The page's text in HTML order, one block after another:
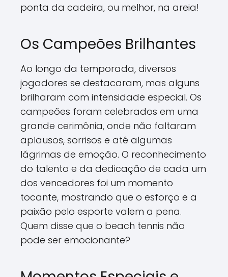
ponta da cadeira, ou melhor, na areia!
Os Campeões Brilhantes
Ao longo da temporada, diversos
jogadores se destacaram, mas alguns
brilharam com intensidade especial. Os
campeões foram celebrados em uma
grande cerimônia, onde não faltaram
aplausos, sorrisos e até algumas
lágrimas de emoção. O reconhecimento
do talento e da dedicação de cada um
dos vencedores foi um momento
tocante, mostrando que o esforço e a
paixão pelo esporte valem a pena.
Quem disse que o beach tennis não
pode ser emocionante?